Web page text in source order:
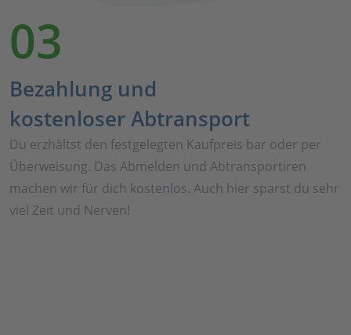
03
Bezahlung und
kostenloser Abtransport
Du erzhältst den festgelegten Kaufpreis bar oder per
Überweisung. Das Abmelden und Abtransportiren
machen wir für dich kostenlos. Auch hier sparst du sehr
viel Zeit und Nerven!